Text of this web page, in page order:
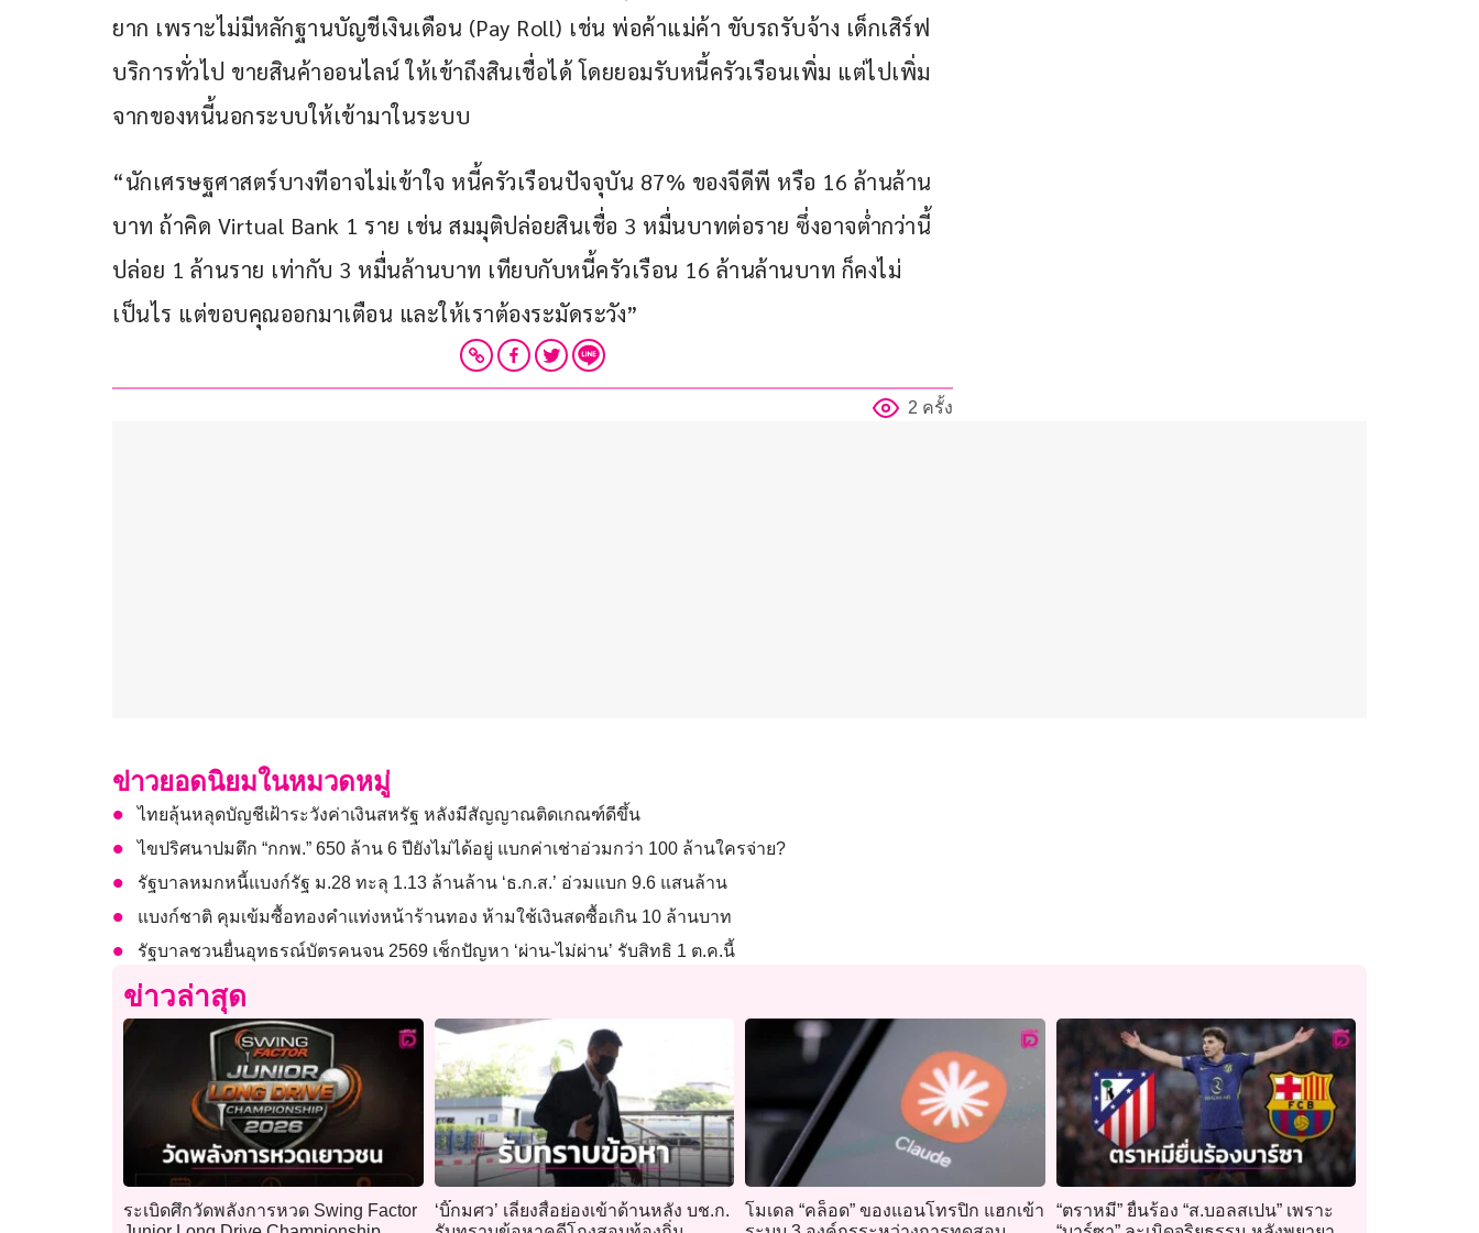
ยาก เพราะไม่มีหลักฐานบัญชีเงินเดือน (Pay Roll) เช่น พ่อค้าแม่ค้า ขับรถรับจ้าง เด็กเสิร์ฟ
บริการทั่วไป ขายสินค้าออนไลน์ ให้เข้าถึงสินเชื่อได้ โดยยอมรับหนี้ครัวเรือนเพิ่ม แต่ไปเพิ่ม
จากของหนี้นอกระบบให้เข้ามาในระบบ
“นักเศรษฐศาสตร์บางทีอาจไม่เข้าใจ หนี้ครัวเรือนปัจจุบัน 87% ของจีดีพี หรือ 16 ล้านล้าน
บาท ถ้าคิด Virtual Bank 1 ราย เช่น สมมุติปล่อยสินเชื่อ 3 หมื่นบาทต่อราย ซึ่งอาจต่ำกว่านี้
ปล่อย 1 ล้านราย เท่ากับ 3 หมื่นล้านบาท เทียบกับหนี้ครัวเรือน 16 ล้านล้านบาท ก็คงไม่
เป็นไร แต่ขอบคุณออกมาเตือน และให้เราต้องระมัดระวัง”
2 ครั้ง
ข่าวยอดนิยมในหมวดหมู่
ไทยลุ้นหลุดบัญชีเฝ้าระวังค่าเงินสหรัฐ หลังมีสัญญาณติดเกณฑ์ดีขึ้น
ไขปริศนาปมตึก “กกพ.” 650 ล้าน 6 ปียังไม่ได้อยู่ แบกค่าเช่าอ่วมกว่า 100 ล้านใครจ่าย?
รัฐบาลหมกหนี้แบงก์รัฐ ม.28 ทะลุ 1.13 ล้านล้าน ‘ธ.ก.ส.’ อ่วมแบก 9.6 แสนล้าน
แบงก์ชาติ คุมเข้มซื้อทองคำแท่งหน้าร้านทอง ห้ามใช้เงินสดซื้อเกิน 10 ล้านบาท
รัฐบาลชวนยื่นอุทธรณ์บัตรคนจน 2569 เช็กปัญหา ‘ผ่าน-ไม่ผ่าน’ รับสิทธิ 1 ต.ค.นี้
ข่าวล่าสุด
ระเบิดศึกวัดพลังการหวด Swing Factor
‘บิ๊กมศว’ เลี่ยงสื่อย่องเข้าด้านหลัง บช.ก.
โมเดล “คล็อด” ของแอนโทรปิก แฮกเข้า
“ตราหมี” ยื่นร้อง “ส.บอลสเปน” เพราะ